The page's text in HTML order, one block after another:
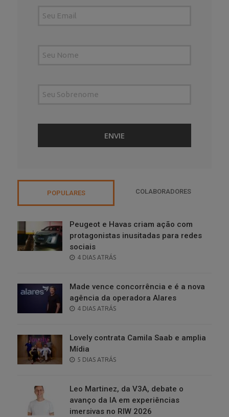
POPULARES COLABORADORES
Peugeot e Havas criam ação com
protagonistas inusitadas para redes
sociais
POSTED
4 DIAS ATRÁS
Made vence concorrência e é a nova
agência da operadora Alares
POSTED
4 DIAS ATRÁS
Lovely contrata Camila Saab e amplia
Mídia
POSTED
5 DIAS ATRÁS
Leo Martinez, da V3A, debate o
avanço da IA em experiências
imersivas no RIW 2026